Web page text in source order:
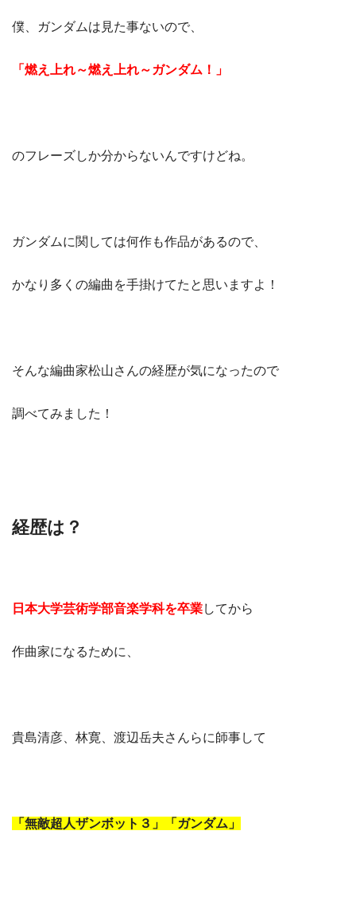
僕、ガンダムは見た事ないので、
「燃え上れ～燃え上れ～ガンダム！」
のフレーズしか分からないんですけどね。
ガンダムに関しては何作も作品があるので、
かなり多くの編曲を手掛けてたと思いますよ！
そんな編曲家松山さんの経歴が気になったので
調べてみました！
経歴は？
日本大学芸術学部音楽学科を卒業してから
作曲家になるために、
貴島清彦、林寛、渡辺岳夫さんらに師事して
「無敵超人ザンボット３」「ガンダム」